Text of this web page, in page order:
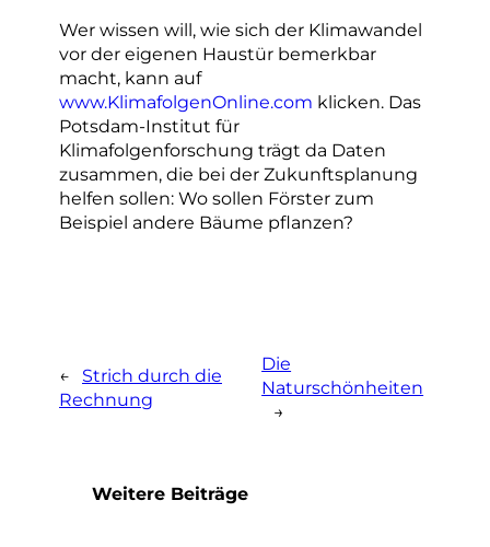
Wer wissen will, wie sich der Klimawandel
vor der eigenen Haustür bemerkbar
macht, kann auf
www.KlimafolgenOnline.com klicken. Das
Potsdam-Institut für
Klimafolgenforschung trägt da Daten
zusammen, die bei der Zukunftsplanung
helfen sollen: Wo sollen Förster zum
Beispiel andere Bäume pflanzen?
←
Strich durch die
Rechnung
Die
Naturschönheiten
→
Weitere Beiträge